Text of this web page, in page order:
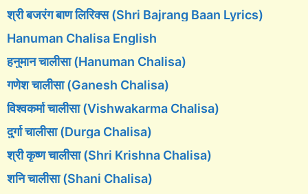
श्री बजरंग बाण लिरिक्स (Shri Bajrang Baan Lyrics)
Hanuman Chalisa English
हनुमान चालीसा (Hanuman Chalisa)
गणेश चालीसा (Ganesh Chalisa)
विश्वकर्मा चालीसा (Vishwakarma Chalisa)
दुर्गा चालीसा (Durga Chalisa)
श्री कृष्ण चालीसा (Shri Krishna Chalisa)
शनि चालीसा (Shani Chalisa)